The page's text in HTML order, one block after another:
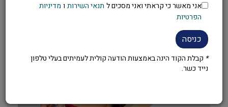
להזמנת הקורס יש לפנות לועד
העובדים במקום העבודה
אני מאשר כי קראתי ואני מסכים ל תנאי השירות ו מדיניות
הפרטיות
כניסה
* קבלת הקוד הינה באמצעות הודעה קולית לעמיתים בעלי טלפון
נייד כשר.